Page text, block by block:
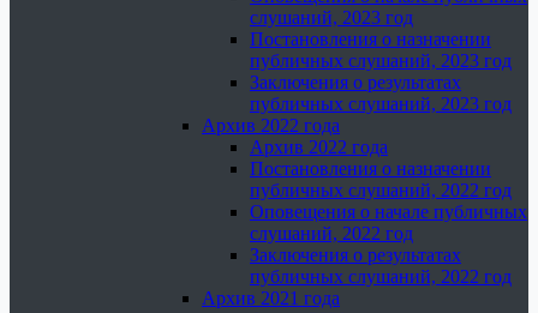
слушаний, 2023 год
Постановления о назначении
публичных слушаний, 2023 год
Заключения о результатах
публичных слушаний, 2023 год
Архив 2022 года
Архив 2022 года
Постановления о назначении
публичных слушаний, 2022 год
Оповещения о начале публичных
слушаний, 2022 год
Заключения о результатах
публичных слушаний, 2022 год
Архив 2021 года